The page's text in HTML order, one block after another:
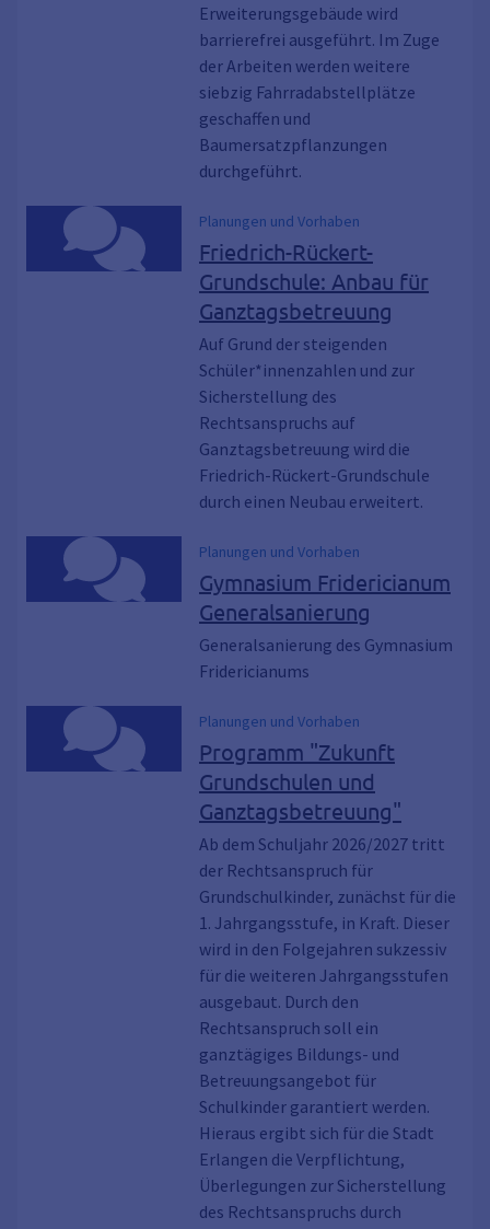
Erweiterungsgebäude wird
barrierefrei ausgeführt. Im Zuge
der Arbeiten werden weitere
siebzig Fahrradabstellplätze
geschaffen und
Baumersatzpflanzungen
durchgeführt.
Planungen und Vorhaben
Friedrich-Rückert-
Grundschule: Anbau für
Ganztagsbetreuung
Auf Grund der steigenden
Schüler*innenzahlen und zur
Sicherstellung des
Rechtsanspruchs auf
Ganztagsbetreuung wird die
Friedrich-Rückert-Grundschule
durch einen Neubau erweitert.
Planungen und Vorhaben
Gymnasium Fridericianum
Generalsanierung
Generalsanierung des Gymnasium
Fridericianums
Planungen und Vorhaben
Programm "Zukunft
Grundschulen und
Ganztagsbetreuung"
Ab dem Schuljahr 2026/2027 tritt
der Rechtsanspruch für
Grundschulkinder, zunächst für die
1. Jahrgangsstufe, in Kraft. Dieser
wird in den Folgejahren sukzessiv
für die weiteren Jahrgangsstufen
ausgebaut. Durch den
Rechtsanspruch soll ein
ganztägiges Bildungs- und
Betreuungsangebot für
Schulkinder garantiert werden.
Hieraus ergibt sich für die Stadt
Erlangen die Verpflichtung,
Überlegungen zur Sicherstellung
des Rechtsanspruchs durch